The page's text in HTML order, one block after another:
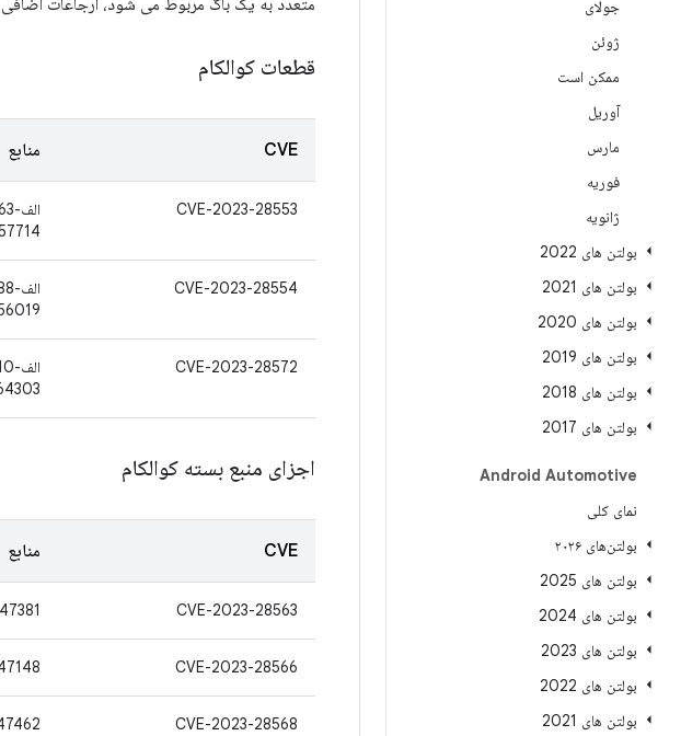
جولای
ژوئن
ممکن است
آوریل
مارس
فوریه
ژانویه
بولتن های 2022
بولتن های 2021
بولتن های 2020
بولتن های 2019
بولتن های 2018
بولتن های 2017
Android Automotive
نمای کلی
بولتن‌های ۲۰۲۶
بولتن های 2025
بولتن های 2024
بولتن های 2023
بولتن های 2022
بولتن های 2021
متعدد به یک باگ مربوط می شود، ارجاعات
قطعات کوالکام
CVE منابع
CVE-2023-28553
الف-280447263
CVE-2023-28554
الف-280446988
CVE-2023-28572
الف-280447210
اجزای منبع بسته کوالکام
CVE منابع
CVE-2023-28563
CVE-2023-28566
CVE-2023-28568